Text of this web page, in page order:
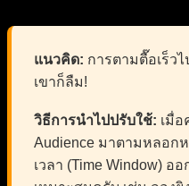
แนวคิด: การตามตื๊อเร็ว
เขาก็ลืม!
วิธีการนำไปปรับใช้: เมื่
Audience มาตามหลอก
เวลา (Time Window) อ